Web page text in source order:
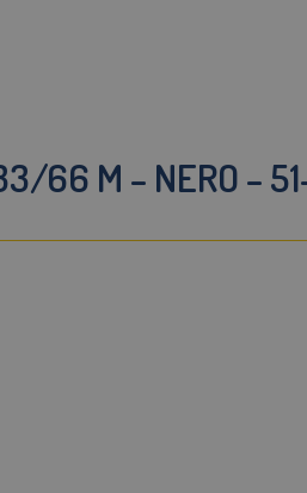
66 M – NERO –